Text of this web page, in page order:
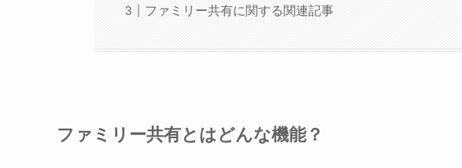
ファミリー共有に関する関連記事
ファミリー共有とはどんな機能？